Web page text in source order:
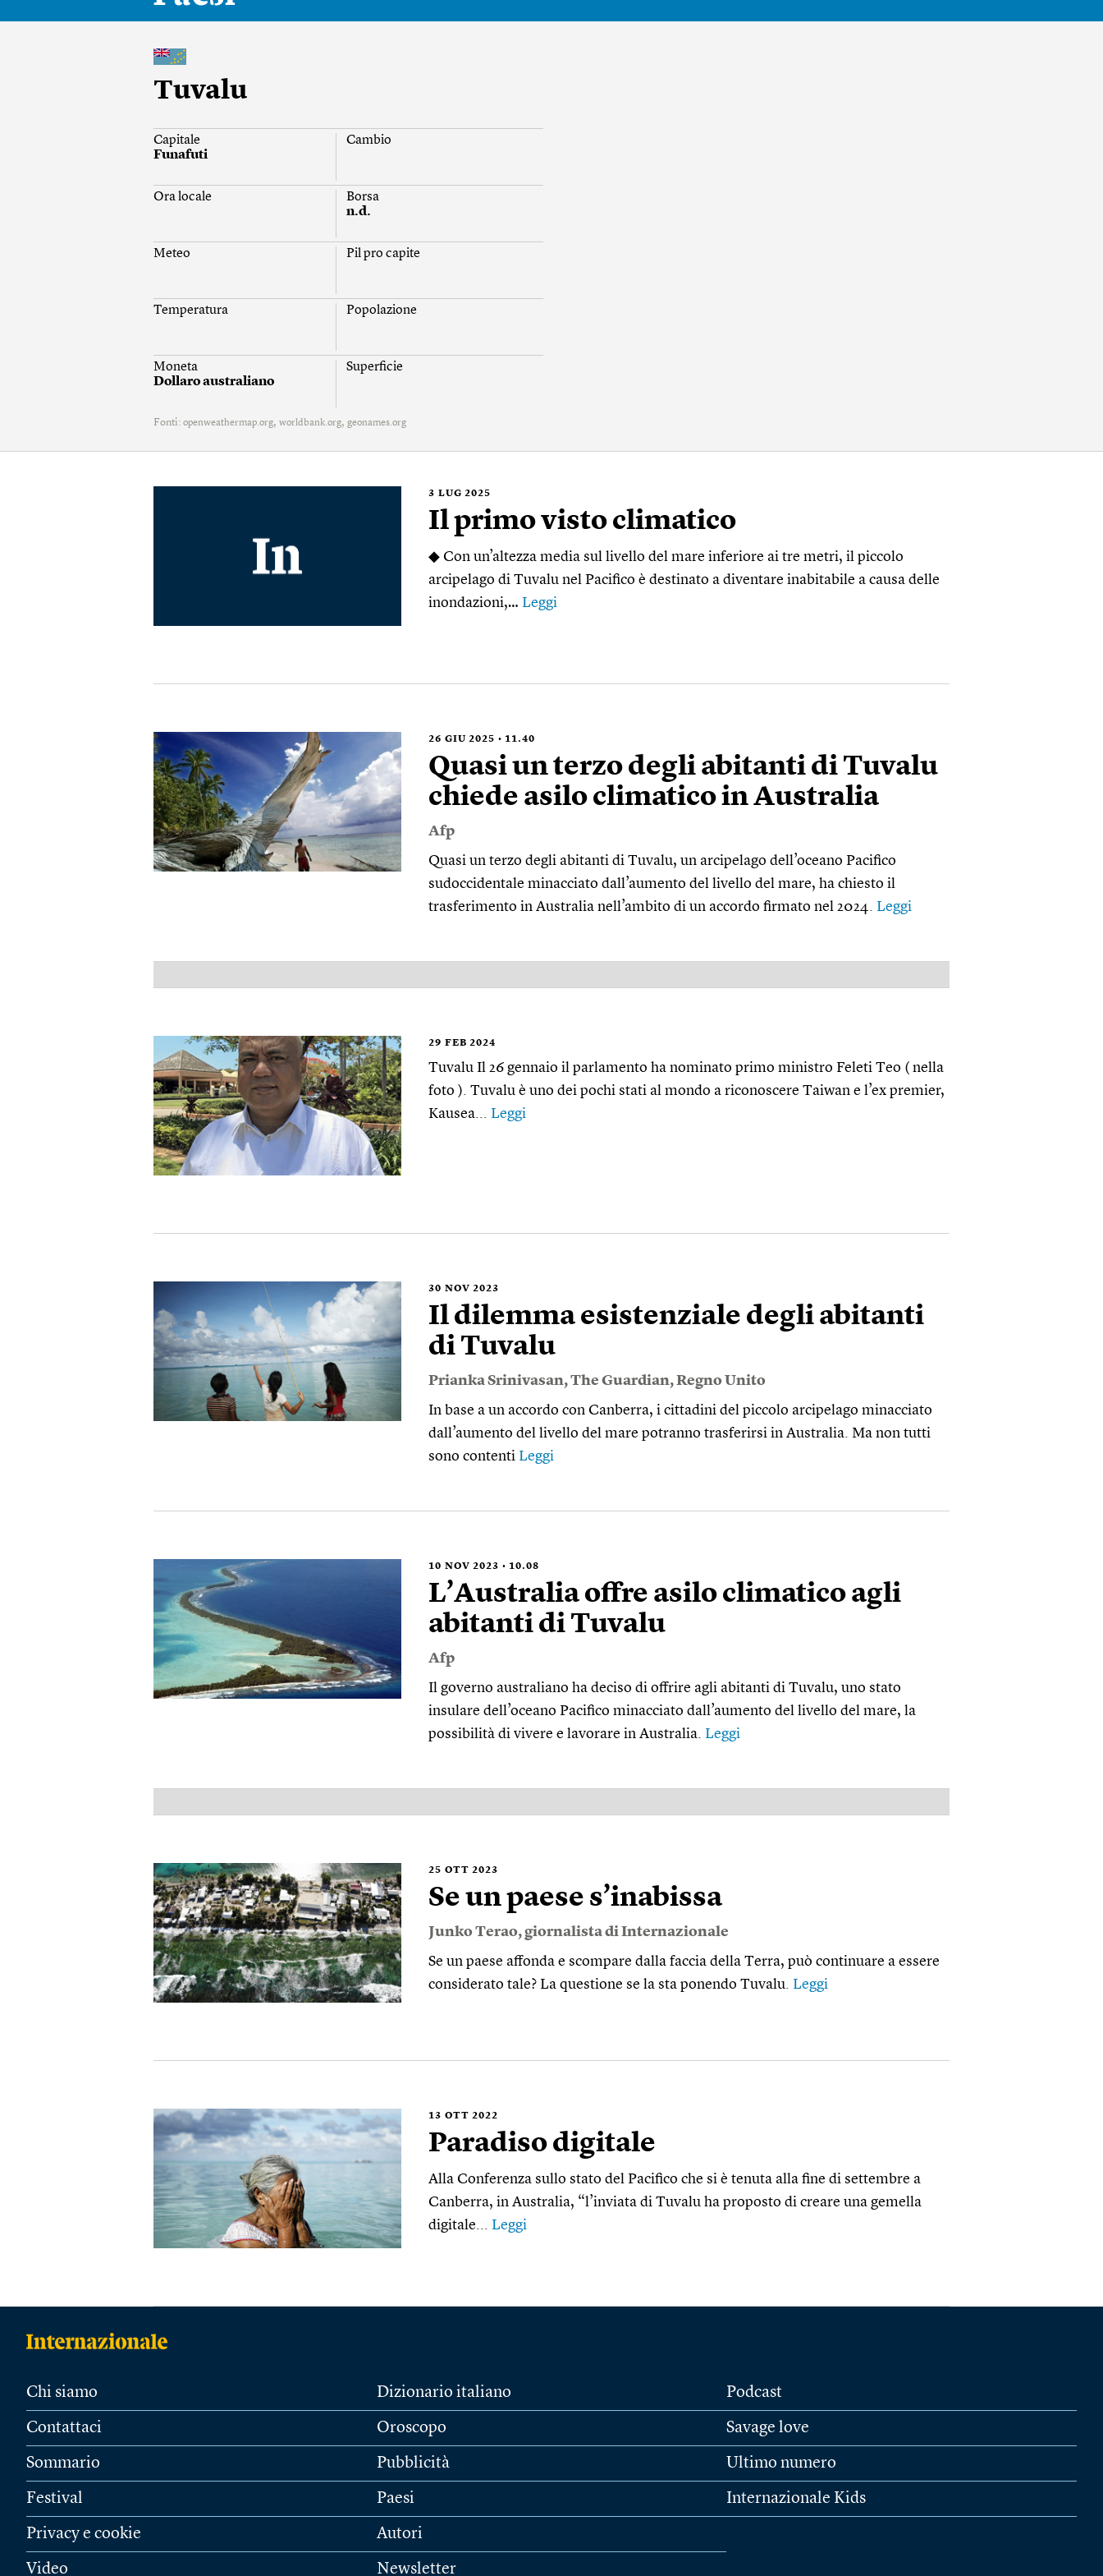
Tuvalu
Capitale
Funafuti
Cambio
Ora locale
Borsa
n.d.
Meteo Pil pro capite
Temperatura Popolazione
Moneta
Dollaro australiano
Superficie
Fonti: openweathermap.org, worldbank.org, geonames.org
3 LUG 2025
Il primo visto climatico
◆ Con un’altezza media sul livello del mare inferiore ai tre metri, il piccolo
arcipelago di Tuvalu nel Pacifico è destinato a diventare inabitabile a causa delle
inondazioni,… Leggi
26 GIU 2025 11.40
Quasi un terzo degli abitanti di Tuvalu
chiede asilo climatico in Australia
Afp
Quasi un terzo degli abitanti di Tuvalu, un arcipelago dell’oceano Pacifico
sudoccidentale minacciato dall’aumento del livello del mare, ha chiesto il
trasferimento in Australia nell’ambito di un accordo firmato nel 2024. Leggi
29 FEB 2024
Tuvalu Il 26 gennaio il parlamento ha nominato primo ministro Feleti Teo ( nella
foto ). Tuvalu è uno dei pochi stati al mondo a riconoscere Taiwan e l’ex premier,
Kausea... Leggi
30 NOV 2023
Il dilemma esistenziale degli abitanti
di Tuvalu
Prianka Srinivasan,The Guardian,Regno Unito
In base a un accordo con Canberra, i cittadini del piccolo arcipelago minacciato
dall’aumento del livello del mare potranno trasferirsi in Australia. Ma non tutti
sono contenti Leggi
10 NOV 2023 10.08
L’Australia offre asilo climatico agli
abitanti di Tuvalu
Afp
Il governo australiano ha deciso di offrire agli abitanti di Tuvalu, uno stato
insulare dell’oceano Pacifico minacciato dall’aumento del livello del mare, la
possibilità di vivere e lavorare in Australia. Leggi
25 OTT 2023
Se un paese s’inabissa
Junko Terao, giornalista di Internazionale
Se un paese affonda e scompare dalla faccia della Terra, può continuare a essere
considerato tale? La questione se la sta ponendo Tuvalu. Leggi
13 OTT 2022
Paradiso digitale
Alla Conferenza sullo stato del Pacifico che si è tenuta alla fine di settembre a
Canberra, in Australia, “l’inviata di Tuvalu ha proposto di creare una gemella
digitale... Leggi
Chi siamo
Contattaci
Sommario
Festival
Privacy e cookie
Video
Dizionario italiano
Oroscopo
Pubblicità
Paesi
Autori
Newsletter
Podcast
Savage love
Ultimo numero
Internazionale Kids